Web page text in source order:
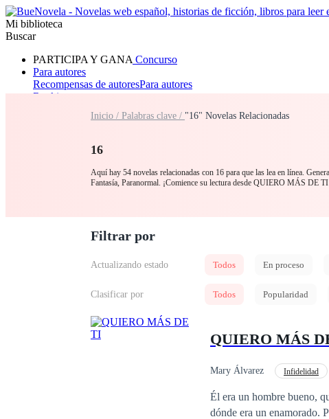
Mi biblioteca
Buscar
PARTICIPA Y GANA Concurso
Para autores
Recompensas de autoresPara autores
Ranking
Romance
Inicio / Palabras clave / "16" Novelas Relacionadas
16
Aquí hay 54 novelas relacionadas con 16 para que las lea en línea.
Fantasía, Paranormal. ¡Comience su lectura desde QUIERO MÁS DE
Filtrar por
Actualizando estado Todos En proceso
Clasificar por Todos Popularidad
QUIERO MÁS
Mary Álvarez Infidelidad
Él era un hombre bueno,
dónde era un enamorado.